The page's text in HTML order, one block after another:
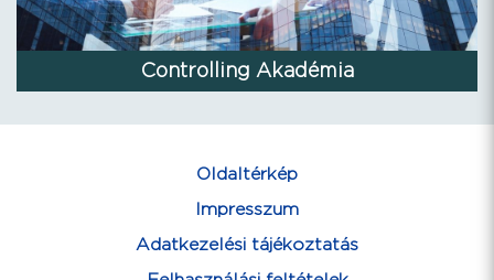
Controlling Akadémia
Oldaltérkép
Impresszum
Adatkezelési tájékoztatás